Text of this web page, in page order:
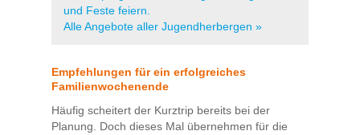
und Feste feiern.
Alle Angebote aller Jugendherbergen »
Empfehlungen für ein erfolgreiches
Familienwochenende
Häufig scheitert der Kurztrip bereits bei der
Planung. Doch dieses Mal übernehmen für die